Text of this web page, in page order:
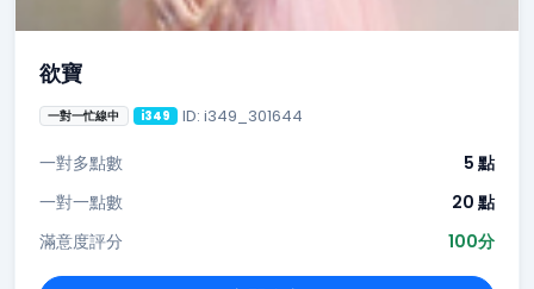
欲寶
一對一忙線中 i349 ID: i349_301644
一對多點數
5 點
一對一點數
20 點
滿意度評分
100分